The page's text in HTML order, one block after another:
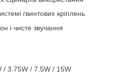
гвинтових кріплень
і чисте звучання
/ 3.75W / 7.5W / 15W